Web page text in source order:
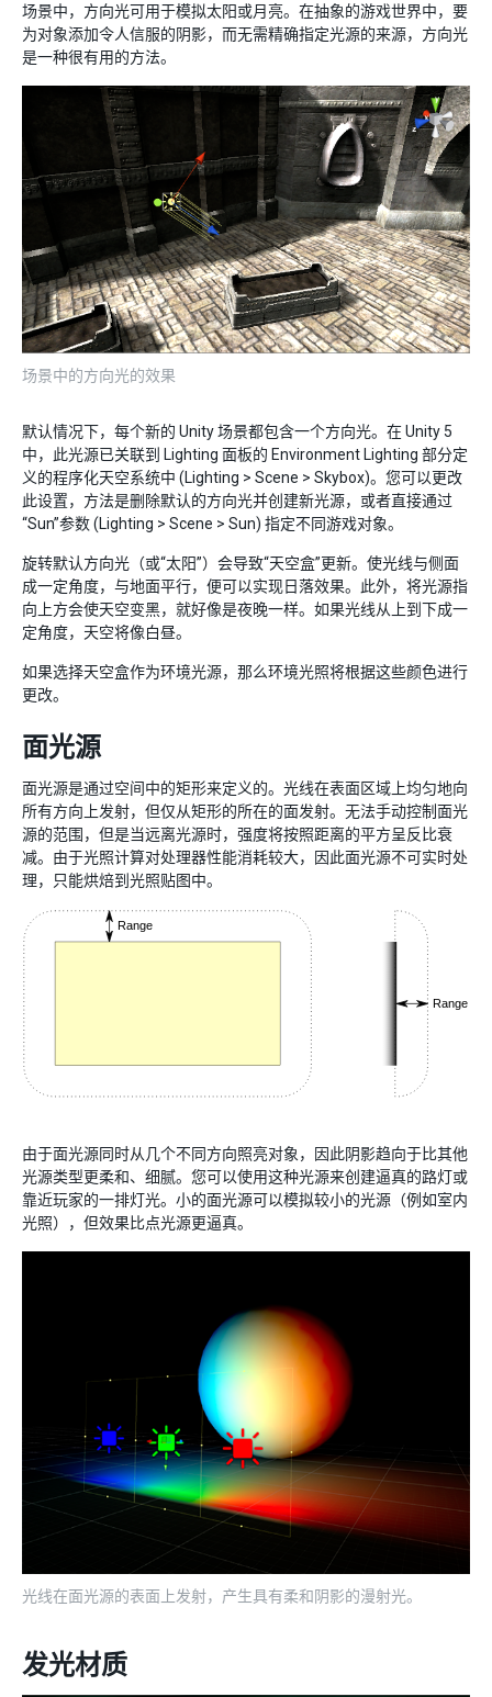
场景中，方向光可用于模拟太阳或月亮。在抽象的游戏世界中，要
为对象添加令人信服的阴影，而无需精确指定光源的来源，方向光
是一种很有用的方法。
场景中的方向光的效果
默认情况下，每个新的 Unity 场景都包含一个方向光。在 Unity 5
中，此光源已关联到 Lighting 面板的 Environment Lighting 部分定
义的程序化天空系统中 (Lighting > Scene > Skybox)。您可以更改
此设置，方法是删除默认的方向光并创建新光源，或者直接通过
“Sun”参数 (Lighting > Scene > Sun) 指定不同游戏对象。
旋转默认方向光（或“太阳”）会导致“天空盒”更新。使光线与侧面
成一定角度，与地面平行，便可以实现日落效果。此外，将光源指
向上方会使天空变黑，就好像是夜晚一样。如果光线从上到下成一
定角度，天空将像白昼。
如果选择天空盒作为环境光源，那么环境光照将根据这些颜色进行
更改。
面光源
面光源是通过空间中的矩形来定义的。光线在表面区域上均匀地向
所有方向上发射，但仅从矩形的所在的面发射。无法手动控制面光
源的范围，但是当远离光源时，强度将按照距离的平方呈反比衰
减。由于光照计算对处理器性能消耗较大，因此面光源不可实时处
理，只能烘焙到光照贴图中。
由于面光源同时从几个不同方向照亮对象，因此阴影趋向于比其他
光源类型更柔和、细腻。您可以使用这种光源来创建逼真的路灯或
靠近玩家的一排灯光。小的面光源可以模拟较小的光源（例如室内
光照），但效果比点光源更逼真。
光线在面光源的表面上发射，产生具有柔和阴影的漫射光。
发光材质